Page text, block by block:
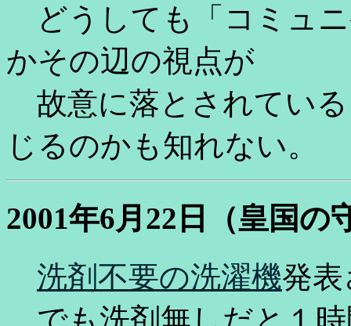
どうしても「コミュ
かその辺の視点が
故意に落とされてい
じるのかも知れない。
2001年6月22日（皇国の
洗剤不要の洗濯機発